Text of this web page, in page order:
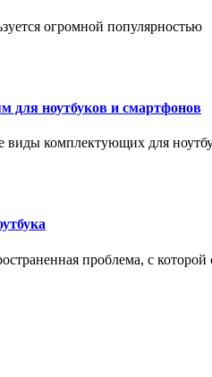
огромной популярностью
для ноутбуков и смартфонов
комплектующих для
проблема, с которой